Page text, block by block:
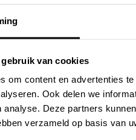
van cookies
om content en advertenties
Ook delen we
analyse. Deze partners
verzameld op basis van